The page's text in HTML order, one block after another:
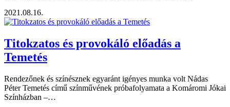
2021.08.16.
Titokzatos és provokáló előadás a
Temetés
Rendezőnek és színésznek egyaránt igényes munka volt Nádas
Péter Temetés című színművének próbafolyamata a Komáromi Jókai
Színházban –…